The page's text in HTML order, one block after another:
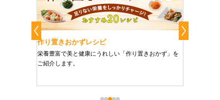
作り置きおかずレシピ
栄養豊富で美と健康にうれしい「作り置きおかず」を
ご紹介します。